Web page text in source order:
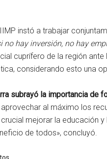
instó a trabajar
no hay inversión, no hay
cuprífero de la región
considerando esto una
subrayó la importancia de
al máximo los
mejorar la educación
de todos», concluyó.